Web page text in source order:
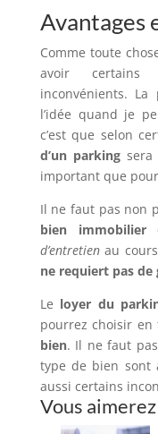
Avantages
Comme toute
avoir certains
inconvénients.
l’idée quand je
c’est que selon
d’un parkingsera
important que
Il ne faut pas non
bien immobilier
d’entretienau cours
ne requiert pas
Le loyer du
pourrez choisir
bien. Il ne faut
type de bien sont
aussi certains
Vous aimerez